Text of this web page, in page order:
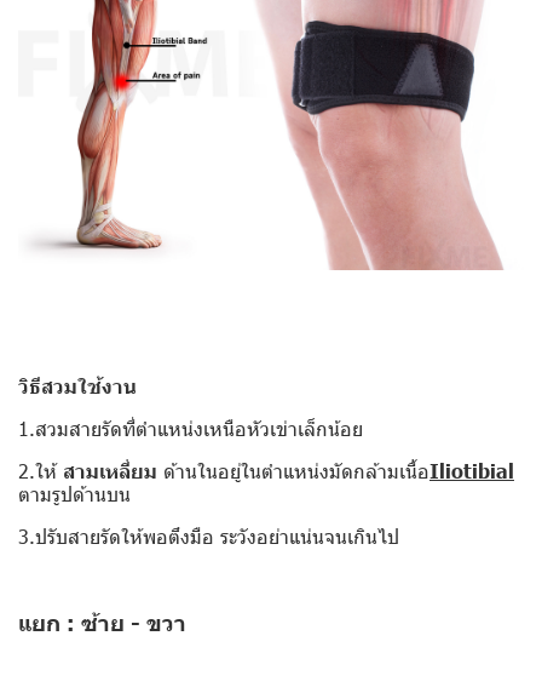
วิธีสวมใช้งาน
1.สวมสายรัดที่ตำแหน่งเหนือหัวเข่าเล็กน้อย
2.ให้ สามเหลี่ยม ด้านในอยู่ในตำแหน่งมัดกล้ามเนื้อIliotibial
ตามรูปด้านบน
3.ปรับสายรัดให้พอตึงมือ ระวังอย่าแน่นจนเกินไป
แยก : ซ้าย - ขวา